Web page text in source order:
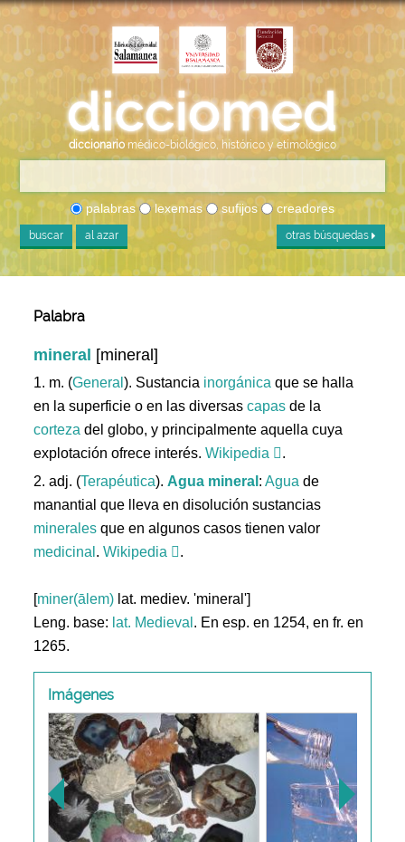
diccionario médico-biológico, histórico y etimológico
palabras lexemas sufijos creadores
buscar al azar otras búsquedas
Palabra
mineral [mineral]
1. m. (General). Sustancia inorgánica que se halla
en la superficie o en las diversascapas de la
corteza del globo, y principalmente aquella cuya
explotación ofrece interés.Wikipedia
.
2. adj. (Terapéutica). Agua mineral :Agua de
manantial que lleva en disolución sustancias
minerales que en algunos casos tienen valor
medicinal .Wikipedia .
[miner(ālem) lat. mediev. 'mineral']
Leng. base: lat. Medieval . En esp. en 1254, en fr. en
1265.
Imágenes